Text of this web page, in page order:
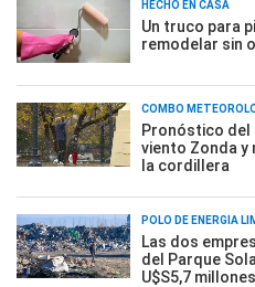
HECHO EN CASA
Un truco para
remodelar sin
COMBO
Pronóstico del
viento Zonda y
la cordillera
POLO DE ENERGÍA
Las dos
del Parque
U$S5,7 millones